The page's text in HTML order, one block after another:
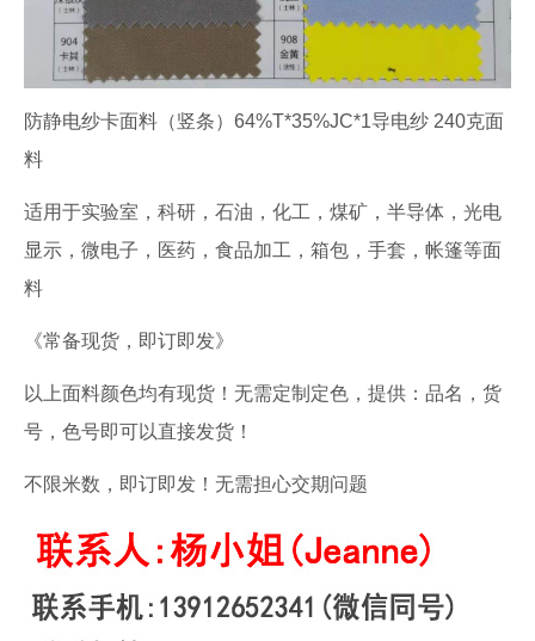
防静电纱卡面料（竖条）64%T*35%JC*1导电纱 240克面
料
适用于实验室，科研，石油，化工，煤矿，半导体，光电
显示，微电子，医药，食品加工，箱包，手套，帐篷等面
料
《常备现货，即订即发》
以上面料颜色均有现货！无需定制定色，提供：品名，货
号，色号即可以直接发货！
不限米数，即订即发！无需担心交期问题